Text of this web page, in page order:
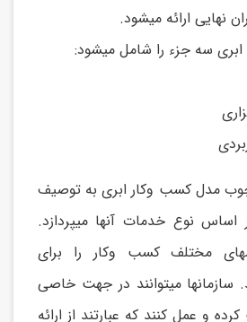
نهایی ارائه میشود.
ابری سه جزء را شامل میشود:
مدل کسب وکار ابری به توصیف
اساس نوع خدمات آنها میپردازد.
مختلف کسب وکار را برای
سازمانها میتوانند در جهت خاصی
و عمل کنند که عبارتند از ارائه